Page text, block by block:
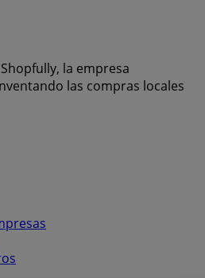
la empresa
las compras locales